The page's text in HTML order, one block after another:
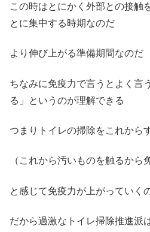
この時はとにかく外部との接触
とに集中する時期なのだ
より伸び上がる準備期間なのだ
ちなみに免疫力で言うとよく言
る」というのが理解できる
つまりトイレの掃除をこれから
（これから汚いものを触るから
と感じて免疫力が上がっていく
だから過激なトイレ掃除推進派